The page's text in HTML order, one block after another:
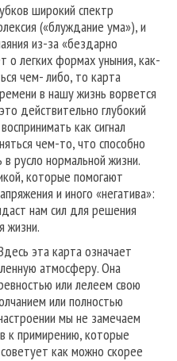
широкий спектр
(«блуждание ума»), и
из-за «бездарно
о легких формах уныния, как-
чем- либо, то карта
в нашу жизнь ворвется
действительно глубокий
как сигнал
чем-то, что способно
русло нормальной жизни.
которые помогают
и иного «негатива»:
нам сил для решения
жизни.
эта карта означает
атмосферу. Она
или лелеем свою
или полностью
мы не замечаем
к примирению, которые
как можно скорее